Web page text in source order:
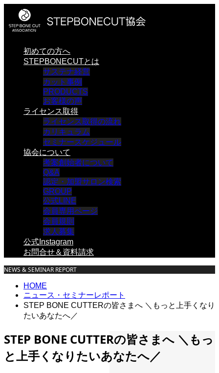
初めての方へ
STEPBONECUTとは
サステナ経営
カット事例
PRODUCTS
お客様の声
ライセンス取得
ライセンス取得の流れ
カリキュラム
セミナースケジュール
協会について
考案創始者について
Q&A
認定・加盟サロン検索
GROUP
公式LINE
会員専用ページ
会員規則
求人募集
公式Instagram
お問合せ＆資料請求
NEWS & SEMINAR REPORT
HOME
ニュース・セミナーレポート
STEP BONE CUTTERの皆さまへ ＼もっと上手くなり
たいあなたへ／
STEP BONE CUTTERの皆さまへ ＼もっ
と上手くなりたいあなたへ／